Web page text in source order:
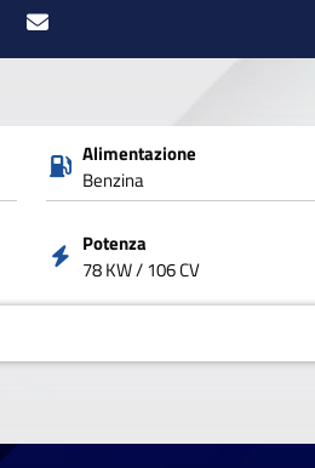
Alimentazione
Benzina
Potenza
78 KW / 106 CV